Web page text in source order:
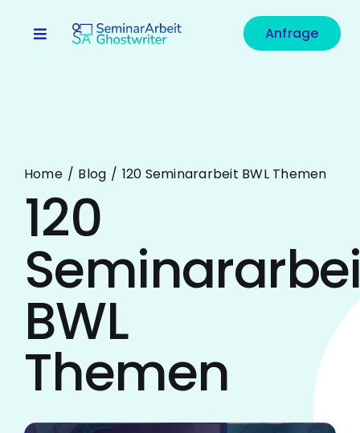
Inhalt
Toggle
Preise
Unternehmen
Anfrage
Home Blog 120 Seminararbeit BWL Themen
120
BWL
Themen